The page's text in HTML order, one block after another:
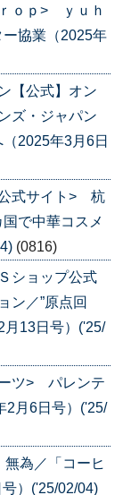
ｏｐ> ｙｕｈ
ー協業（2025年
【公式】オン
ズ・ジャパン
2025年3月6日
式サイト> 杭
で中華コスメ
(0816)
ショップ公式
ン／”原点回
月13日号）('25/
ツ> パレンテ
2月6日号）('25/
為／「コーヒ
）('25/02/04)